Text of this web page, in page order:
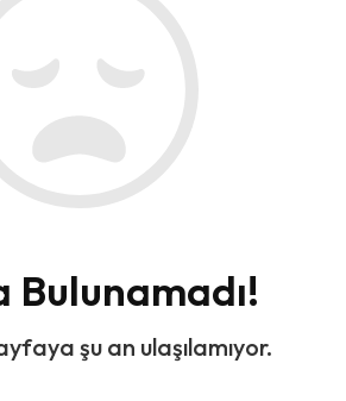
Bulunamadı!
şu an ulaşılamıyor.